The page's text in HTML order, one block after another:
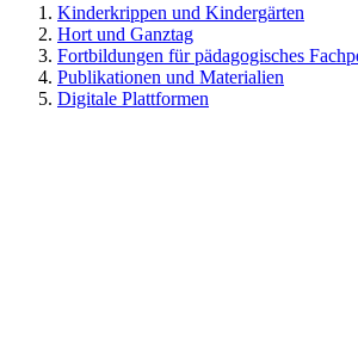
Kinderkrippen und Kindergärten
Hort und Ganztag
Fortbildungen für pädagogisches
Publikationen und Materialien
Digitale Plattformen